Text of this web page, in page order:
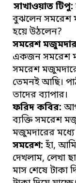
সাখাওয়াত টিপু:
বুঝলেন সমরেশ
হয়ে উঠলেন?
সমরেশ
একজন সমরেশ
সমরেশ
তেমনই আছি।
তাদের ব্যাপার।
ফরিদ কবির:
ব্যক্তি সমরেশ
মজুমদারের
সমরেশ: হাঁ,
দেখলাম, লেখা
মাস শেষে টাকা